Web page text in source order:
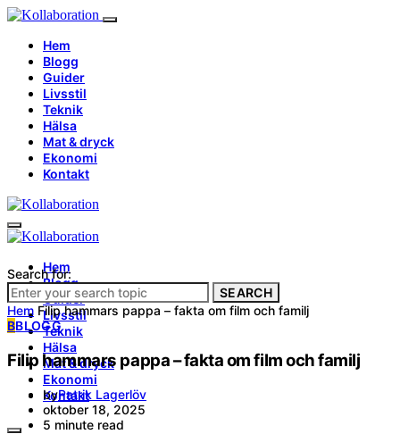
Hem
Blogg
Guider
Livsstil
Teknik
Hälsa
Mat & dryck
Ekonomi
Kontakt
Hem
Blogg
Guider
Livsstil
Teknik
Hälsa
Mat & dryck
Ekonomi
Kontakt
Search for:
SEARCH
Hem Filip hammars pappa – fakta om film och familj
BBLOGG
Filip hammars pappa – fakta om film och familj
byPatrik Lagerlöv
oktober 18, 2025
5 minute read